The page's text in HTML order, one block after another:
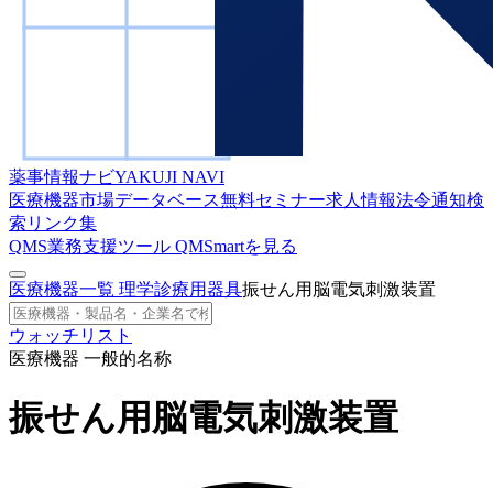
薬事情報ナビYAKUJI NAVI
医療機器市場データベース無料セミナー求人情報法令通知検
索 リンク集
QMS業務支援ツール QMSmartを見る
医療機器一覧 理学診療用器具振せん用脳電気刺激装置
ウォッチリスト
医療機器 一般的名称
振せん用脳電気刺激装置